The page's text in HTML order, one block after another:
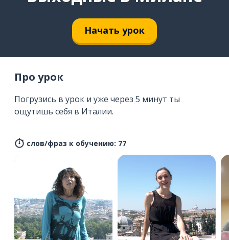
Начать урок
Про урок
Погрузись в урок и уже через 5 минут ты
ощутишь себя в Италии.
слов/фраз к обучению: 77